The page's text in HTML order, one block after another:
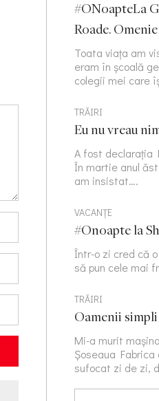
#ONoapteLa
Roade. Omenie
Toata viața am
eram în școală
colegii mei care
TRĂIRI
Eu nu vreau
A fost declarația
În martie anul
am insistat….
VACANȚE
#Onoapte la
Într-o zi cred că
să pun cele mai
TRĂIRI
Oamenii
Mi-a murit
Șoseaua Fabrica
sufocat zi de zi,